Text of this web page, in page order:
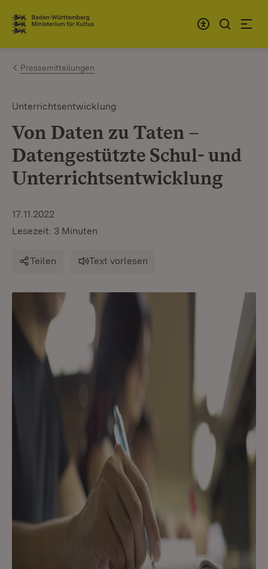
Zum Inhalt springen
Link zur Startseite
Pressemitteilungen
Unterrichtsentwicklung
Von Daten zu Taten –
Datengestützte Schul- und
Unterrichtsentwicklung
17.11.2022
Lesezeit: 3 Minuten
Teilen Text vorlesen